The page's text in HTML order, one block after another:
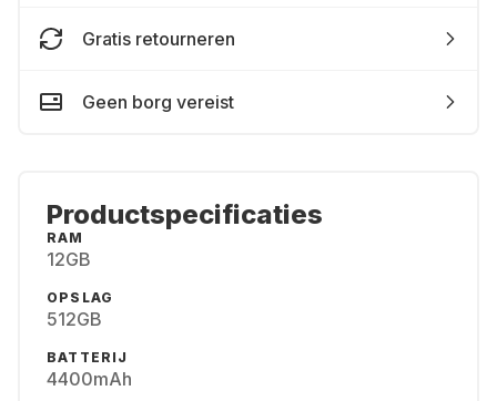
Gratis retourneren
Geen borg vereist
Productspecificaties
RAM
12GB
OPSLAG
512GB
BATTERIJ
4400mAh